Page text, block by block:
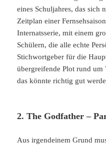
eines Schuljahres, das sich
Zeitplan einer
Internatsserie, mit einem
Schülern, die alle echte
Stichwortgeber für die
übergreifende Plot rund
das könnte richtig gut
2. The Godfather –
Aus irgendeinem Grund